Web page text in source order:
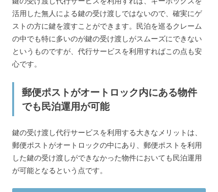
活用した無人による鍵の受け渡しではないので、確実にゲ
ストの方に鍵を渡すことができます。民泊を巡るクレーム
の中でも特に多いのが鍵の受け渡しがスムーズにできない
というものですが、代行サービスを利用すればこの点も安
心です。
郵便ポストがオートロック内にある物件
でも民泊運用が可能
鍵の受け渡し代行サービスを利用する大きなメリットは、
郵便ポストがオートロックの中にあり、郵便ポストを利用
した鍵の受け渡しができなかった物件においても民泊運用
が可能となるという点です。